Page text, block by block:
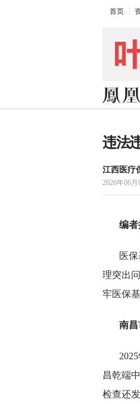
首页
违法
江西医疗
2026年06月
编者
医
理突出
牢医保
南
昌乾端
检查还